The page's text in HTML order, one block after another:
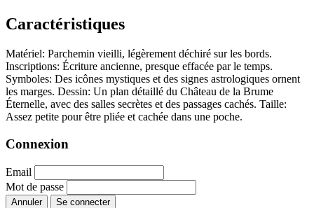
Caractéristiques
Matériel: Parchemin vieilli, légèrement déchiré sur les bords.
Inscriptions: Écriture ancienne, presque effacée par le temps.
Symboles: Des icônes mystiques et des signes astrologiques ornent
les marges. Dessin: Un plan détaillé du Château de la Brume
Éternelle, avec des salles secrètes et des passages cachés. Taille:
Assez petite pour être pliée et cachée dans une poche.
Connexion
Email
Mot de passe
Annuler Se connecter